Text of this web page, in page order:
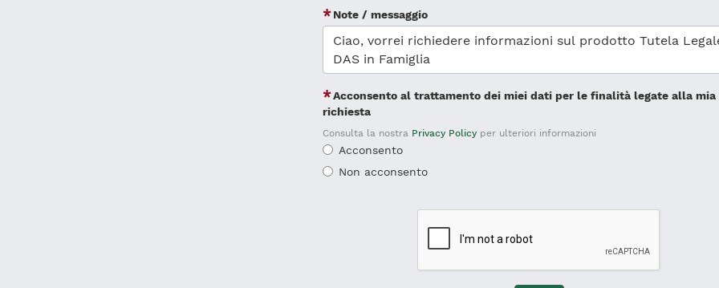
Note / messaggio
Acconsento al trattamento dei miei dati per le finalità legate alla mia
richiesta
Consulta la nostra Privacy Policy per ulteriori informazioni
Acconsento
Non acconsento